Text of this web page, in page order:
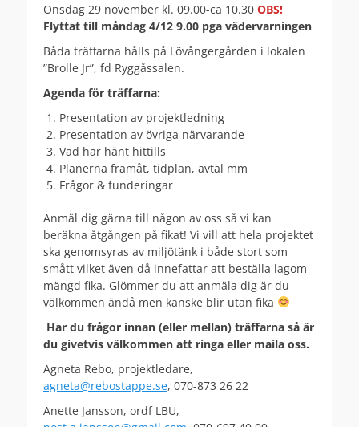
Onsdag 29 november kl. 09.00-ca 10.30 OBS!
Flyttat till måndag 4/12 9.00 pga vädervarningen
Båda träffarna hålls på Lövångergården i lokalen
”Brolle Jr”, fd Ryggåssalen.
Agenda för träffarna:
Presentation av projektledning
Presentation av övriga närvarande
Vad har hänt hittills
Planerna framåt, tidplan, avtal mm
Frågor & funderingar
Anmäl dig gärna till någon av oss så vi kan
beräkna åtgången på fikat! Vi vill att hela projektet
ska genomsyras av miljötänk i både stort som
smått vilket även då innefattar att beställa lagom
mängd fika. Glömmer du att anmäla dig är du
välkommen ändå men kanske blir utan fika
Har du frågor innan (eller mellan) träffarna så är
du givetvis välkommen att ringa eller maila oss.
Agneta Rebo, projektledare,
agneta@rebostappe.se, 070-873 26 22
Anette Jansson, ordf LBU,